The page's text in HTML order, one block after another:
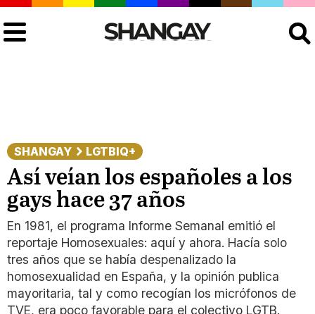
SHANGAY LGTBIQ+
Así veían los españoles a los
gays hace 37 años
En 1981, el programa Informe Semanal emitió el
reportaje Homosexuales: aquí y ahora. Hacía solo
tres años que se había despenalizado la
homosexualidad en España, y la opinión publica
mayoritaria, tal y como recogían los micrófonos de
TVE, era poco favorable para el colectivo LGTB.